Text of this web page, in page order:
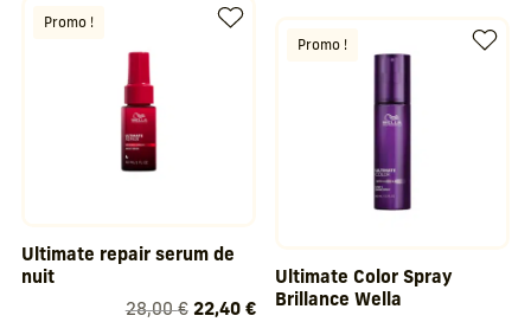
Promo !
Ultimate repair serum de
nuit
28,00€ Le
22,40 €Le
Promo !
Ultimate Color Spray
Brillance Wella